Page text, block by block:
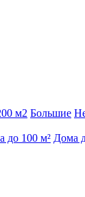
м2 Большие
до 100 м² Дома